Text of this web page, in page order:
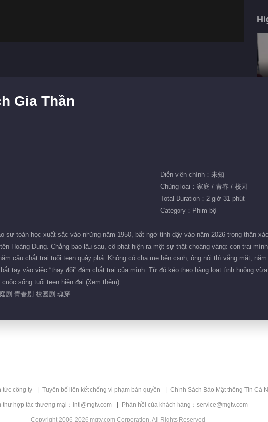
Gia Thần
Diễn viên chính：未知
Chủng loại：家庭 / 青春 / 校园
Total Duration：2 giờ 31 phút
Category：Phim bộ
sư toán học xuất sắc vào những năm 1950, bất ngờ tỉnh dậy vào năm 2026 trong thân
Hoàng Dung. Chẳng bao lâu sau, cô phát hiện ra một sự thật choáng váng: con trai
cậu chắt trai tuổi teen quậy phá. Không có cha mẹ bên cạnh, ông nội thì vắng mặt,
tay vào việc “thay đổi” đám chắt trai của mình. Từ đó kéo theo hàng loạt tình huống
sống tuổi teen hiện đại.(Xem thêm)
剧 青春剧 校园剧 魂穿
tức công ty Tuyên bố liên kết chống vi phạm bản quyền Chính Sách Bảo Mật thông Tin Cá
thư hợp tác thương mại：intl@mgtv.com Phản hồi của khách hàng：service@mgtv.com
Copyright 2006-2026 mgtv.com Corporation, All Rights Reserved